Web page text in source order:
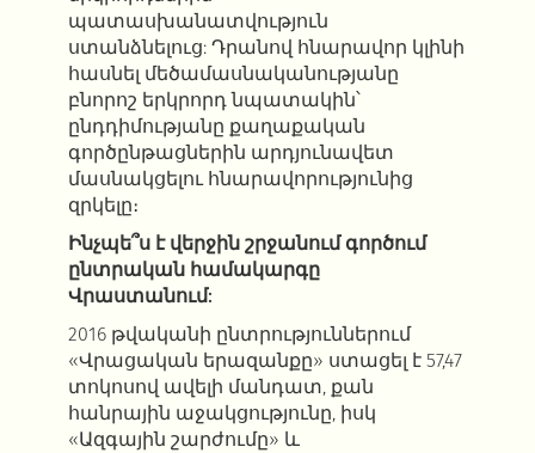
պատասխանատվություն
ստանձնելուց: Դրանով հնարավոր կլինի
հասնել մեծամասնականությանը
բնորոշ երկրորդ նպատակին՝
ընդդիմությանը քաղաքական
գործընթացներին արդյունավետ
մասնակցելու հնարավորությունից
զրկելը։
Ինչպե՞ս է վերջին շրջանում գործում
ընտրական համակարգը
Վրաստանում:
2016 թվականի ընտրություններում
«Վրացական երազանքը» ստացել է 57,47
տոկոսով ավելի մանդատ, քան
հանրային աջակցությունը, իսկ
«Ազգային շարժումը» և